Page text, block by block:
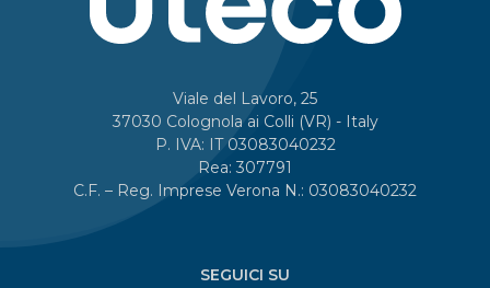
Viale del Lavoro, 25
37030 Colognola ai Colli (VR) - Italy
P. IVA: IT 03083040232
Rea: 307791
C.F. – Reg. Imprese Verona N.: 03083040232
SEGUICI SU